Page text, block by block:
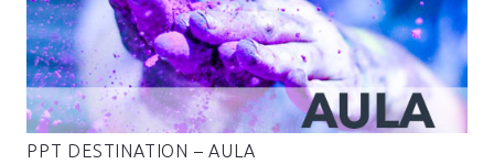
PPT DESTINATION – AULA